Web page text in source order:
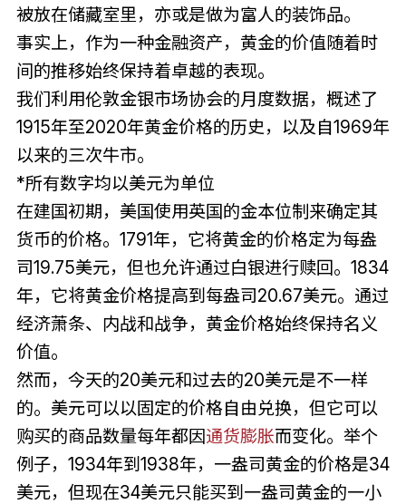
被放在储藏室里，亦或是做为富人的装饰品。
事实上，作为一种金融资产，黄金的价值随着时
间的推移始终保持着卓越的表现。
我们利用伦敦金银市场协会的月度数据，概述了
1915年至2020年黄金价格的历史，以及自1969年
以来的三次牛市。
*所有数字均以美元为单位
在建国初期，美国使用英国的金本位制来确定其
货币的价格。1791年，它将黄金的价格定为每盎
司19.75美元，但也允许通过白银进行赎回。1834
年，它将黄金价格提高到每盎司20.67美元。通过
经济萧条、内战和战争，黄金价格始终保持名义
价值。
然而，今天的20美元和过去的20美元是不一样
的。美元可以以固定的价格自由兑换，但它可以
购买的商品数量每年都因通货膨胀而变化。举个
例子，1934年到1938年，一盎司黄金的价格是34
美元，但现在34美元只能买到一盎司黄金的一小